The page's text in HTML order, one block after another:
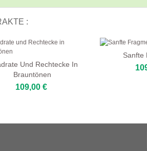
:
Und Rechtecke In
Brauntönen
109,00 €
Sanfte